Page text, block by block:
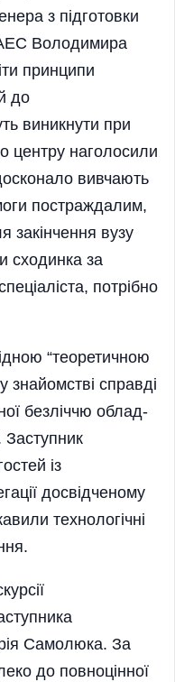
з під­готовки
АЕС Володимира
принципи
до
виникнути при
центру наголосили
вивчають
постраждалим,
закінчення вузу
сходинка за
потрібно
“теоретичною
справді
безліччю облад­­
Заступник
із
до­свідченому
технологічні
Самолюка. За
до повноцінної